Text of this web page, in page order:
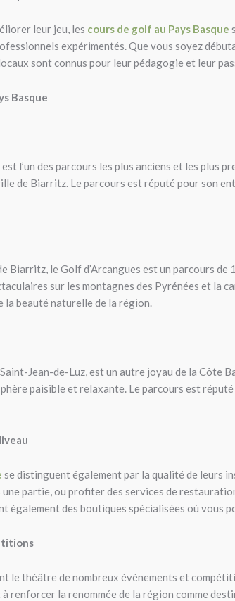
leur jeu, les cours de golf au Pays Basque
expérimentés. Que vous soyez
sont connus pour leur pédagogie et leur
Basque
est l’un des parcours les plus anciens et les plus
de Biarritz. Le parcours est réputé pour son
Biarritz, le Golf d’Arcangues est un parcours
sur les montagnes des Pyrénées et la
beauté naturelle de la région.
Jean-de-Luz, est un autre joyau de la Côte
paisible et relaxante. Le parcours est
se distinguent également par la qualité de leurs
une partie, ou profiter des services de
également des boutiques spécialisées où vous
le théâtre de nombreux événements et
renforcer la renommée de la région comme